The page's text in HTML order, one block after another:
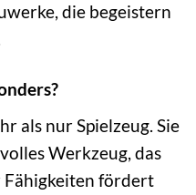
die begeistern
als nur Spielzeug. Sie
Werkzeug, das
fördert